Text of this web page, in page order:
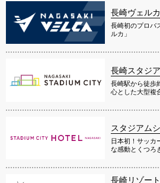
長崎ヴェルカ
長崎初のプロバ
ルカ」
長崎スタジ
長崎駅から徒歩
心とした大型複
スタジアム
日本初！サッカ
な感動とくつろ
長崎リゾー